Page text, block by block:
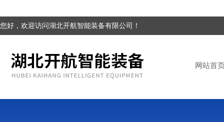
您好，欢迎访问湖北开航智能装备有限公司！
网站首